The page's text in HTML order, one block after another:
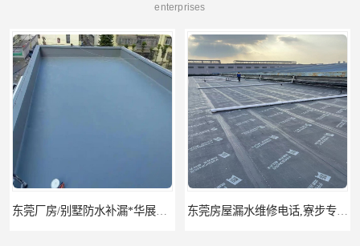
enterprises